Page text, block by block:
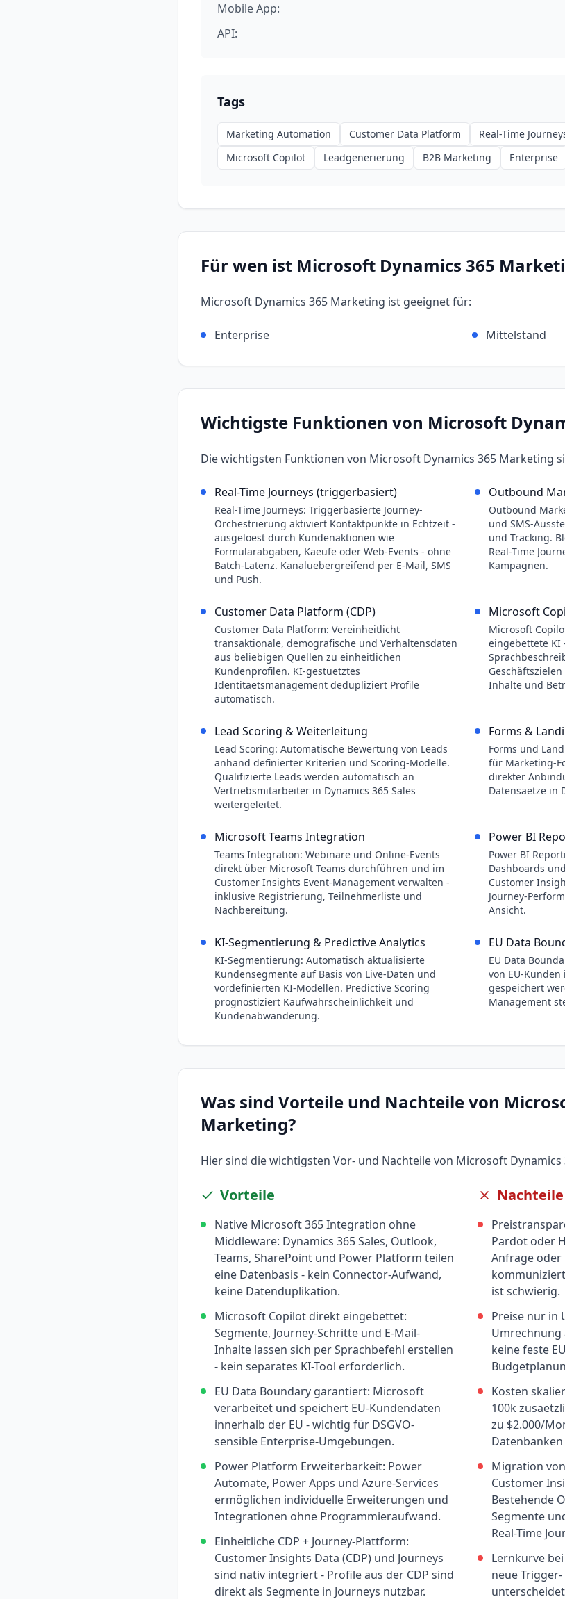
Mobile App:
API:
Tags
Marketing Automation Customer Data Platform Real-Time
Microsoft Copilot
Leadgenerierung B2B Marketing Enterprise
Für wen ist Microsoft Dynamics 365
Microsoft Dynamics 365 Marketing ist geeignet für:
Enterprise Mittelstand
Wichtigste Funktionen von Microsoft
Die wichtigsten Funktionen von Microsoft Dynamics 365 Marketing
Real-Time Journeys (triggerbasiert)
Real-Time Journeys: Triggerbasierte Journey-
Orchestrierung aktiviert Kontaktpunkte in Echtzeit -
ausgeloest durch Kundenaktionen wie
Formularabgaben, Kaeufe oder Web-Events - ohne
Batch-Latenz. Kanaluebergreifend per E-Mail, SMS
und Push.
Outbound
Outbound
und SMS-
und Tracking.
Real-Time
Kampagnen.
Customer Data Platform (CDP)
Customer Data Platform: Vereinheitlicht
transaktionale, demografische und Verhaltensdaten
aus beliebigen Quellen zu einheitlichen
Kundenprofilen. KI-gestuetztes
Identitaetsmanagement dedupliziert Profile
automatisch.
Microsoft
Microsoft
eingebettete KI
Inhalte und
Lead Scoring & Weiterleitung
Lead Scoring: Automatische Bewertung von Leads
anhand definierter Kriterien und Scoring-Modelle.
Qualifizierte Leads werden automatisch an
Vertriebsmitarbeiter in Dynamics 365 Sales
weitergeleitet.
Forms &
Forms und
für Marketing-
direkter
Datensaetze in
Microsoft Teams Integration
Teams Integration: Webinare und Online-Events
direkt über Microsoft Teams durchführen und im
Customer Insights Event-Management verwalten -
inklusive Registrierung, Teilnehmerliste und
Nachbereitung.
Power BI
Power BI
Dashboards
Customer
Journey-
Ansicht.
KI-Segmentierung & Predictive Analytics
KI-Segmentierung: Automatisch aktualisierte
Kundensegmente auf Basis von Live-Daten und
vordefinierten KI-Modellen. Predictive Scoring
prognostiziert Kaufwahrscheinlichkeit und
Kundenabwanderung.
EU Data
EU Data
von EU-
gespeichert
Management
Was sind Vorteile und Nachteile von
Marketing?
Hier sind die wichtigsten Vor- und Nachteile von Microsoft
Vorteile
Native Microsoft 365 Integration ohne
Middleware: Dynamics 365 Sales, Outlook,
Teams, SharePoint und Power Platform teilen
eine Datenbasis - kein Connector-Aufwand,
keine Datenduplikation.
Microsoft Copilot direkt eingebettet:
Segmente, Journey-Schritte und E-Mail-
Inhalte lassen sich per Sprachbefehl erstellen
- kein separates KI-Tool erforderlich.
EU Data Boundary garantiert: Microsoft
verarbeitet und speichert EU-Kundendaten
innerhalb der EU - wichtig für DSGVO-
sensible Enterprise-Umgebungen.
Power Platform Erweiterbarkeit: Power
Automate, Power Apps und Azure-Services
ermöglichen individuelle Erweiterungen und
Integrationen ohne Programmieraufwand.
Einheitliche CDP + Journey-Plattform:
Customer Insights Data (CDP) und Journeys
sind nativ integriert - Profile aus der CDP sind
direkt als Segmente in Journeys nutzbar.
Nachteile
Pardot oder
Anfrage oder
ist schwierig.
Preise nur in
keine feste
Kosten
100k
zu $2.000/
Migration
Customer
Bestehende
Segmente
Real-Time
Lernkurve bei
neue